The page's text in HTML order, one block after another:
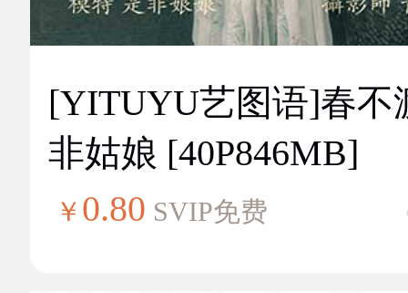
[YITUYU艺图语]春不
非姑娘 [40P846MB]
￥ 0.80 SVIP免费